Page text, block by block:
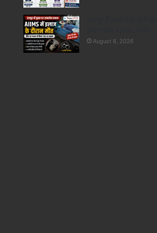
August 8, 2026